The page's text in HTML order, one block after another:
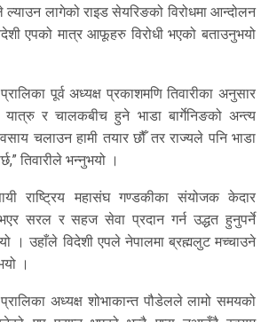
लागेको राइड सेयरिङको विरोधमा आन्दोलन
एपको मात्र आफूहरु विरोधी भएको बताउनुभयो
पूर्व अध्यक्ष प्रकाशमणि तिवारीका अनुसार
र चालकबीच हुने भाडा बार्गेनिङको अन्त्य
चलाउन हामी तयार छौँ तर राज्यले पनि भाडा
तिवारीले भन्नुभयो ।
राष्ट्रिय महासंघ गण्डकीका संयोजक केदार
सरल र सहज सेवा प्रदान गर्न उद्धत हुनुपर्ने
। उहाँले विदेशी एपले नेपालमा ब्रह्मलुट मच्चाउने
।
अध्यक्ष शोभाकान्त पौडेलले लामो समयको